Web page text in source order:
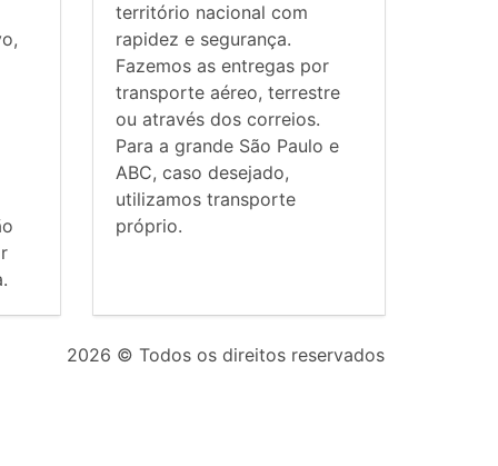
território nacional com
rapidez e segurança.
Fazemos as entregas por
transporte aéreo, terrestre
ou através dos correios.
Para a grande São Paulo e
ABC, caso desejado,
utilizamos transporte
próprio.
2026 © Todos os direitos reservados